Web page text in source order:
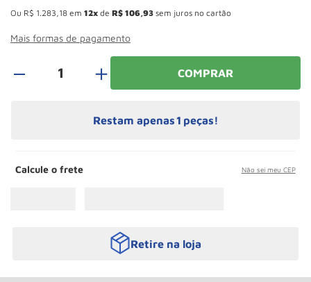
Ou R$ 1.283 18 em 12 de R$ 106 93 sem juros no cartão
Mais formas de pagamento
＋ COMPRAR
Restam apenas 1 peças!
Calcule o frete Não sei meu CEP
Retire na loja
10º Paleteira